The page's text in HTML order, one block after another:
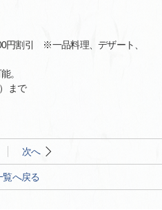
円割引 ※一品料理、デザート、
。
まで
次へ
覧へ戻る